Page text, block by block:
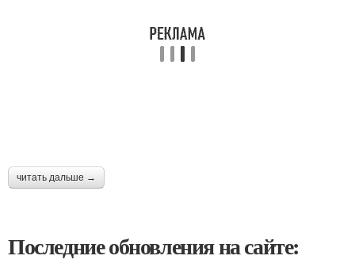
читать дальше →
Последние обновления на сайте: